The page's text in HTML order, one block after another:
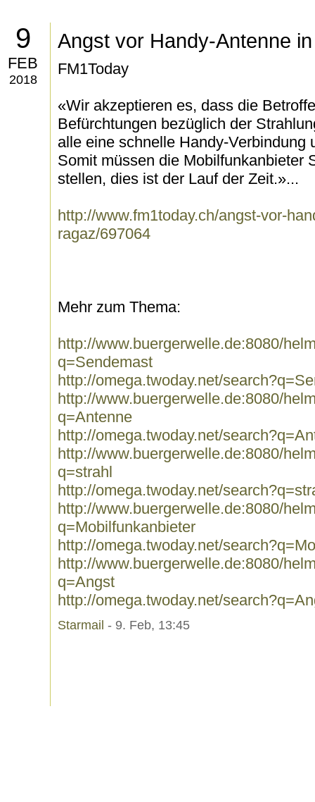
9
FEB
2018
Angst vor Handy-Antenne
FM1Today
«Wir akzeptieren es, dass die
Befürchtungen bezüglich der
alle eine schnelle Handy-Verbindung
Somit müssen die Mobilfunkanbieter
stellen, dies ist der Lauf der Zeit.»...
http://www.fm1today.ch/angst-vor-
ragaz/697064
Mehr zum Thema:
http://www.buergerwelle.de:8080/
q=Sendemast
http://omega.twoday.net/
http://www.buergerwelle.de:8080/
q=Antenne
http://omega.twoday.net/
http://www.buergerwelle.de:8080/
q=strahl
http://omega.twoday.net/
http://www.buergerwelle.de:8080/
q=Mobilfunkanbieter
http://omega.twoday.net/
http://www.buergerwelle.de:8080/
q=Angst
http://omega.twoday.net/
Starmail - 9. Feb, 13:45